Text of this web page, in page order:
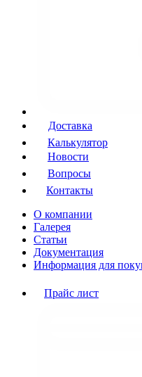
Доставка
Калькулятор
Новости
Вопросы
Контакты
О компании
Галерея
Статьи
Документация
Информация для
Прайс лист